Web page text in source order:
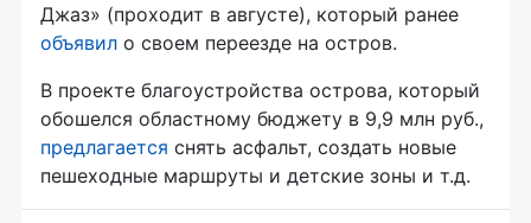
Джаз» (проходит в августе), который ранее
объявил о своем переезде на остров.
В проекте благоустройства острова, который
обошелся областному бюджету в 9,9 млн руб.,
предлагается снять асфальт, создать новые
пешеходные маршруты и детские зоны и т.д.